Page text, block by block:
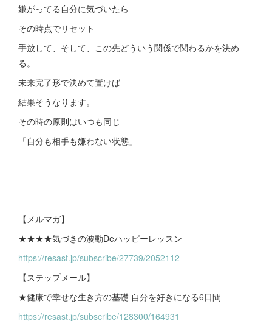
嫌がってる自分に気づいたら
その時点でリセット
手放して、そして、この先どういう関係で関わるかを決め
る。
未来完了形で決めて置けば
結果そうなります。
その時の原則はいつも同じ
「自分も相手も嫌わない状態」
【メルマガ】
★★★★気づきの波動Deハッピーレッスン
https://resast.jp/subscribe/27739/2052112
【ステップメール】
★健康で幸せな生き方の基礎 自分を好きになる6日間
https://resast.jp/subscribe/128300/164931